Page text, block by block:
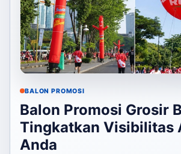
BALON PROMOSI
Balon Promosi Grosir
Tingkatkan Visibilitas
Anda